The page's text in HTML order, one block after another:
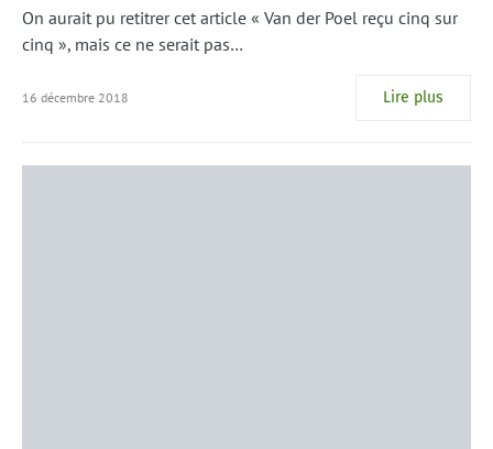
On aurait pu retitrer cet article « Van der Poel reçu cinq sur
cinq », mais ce ne serait pas…
16 décembre 2018 Lire plus